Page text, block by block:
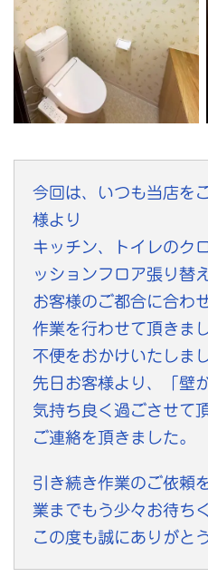
今回は、いつも当店を
様より
キッチン、トイレのク
ッションフロア張り替
お客様のご都合に合わ
作業を行わせて頂きま
不便をおかけいたしまし
先日お客様より、「壁
気持ち良く過ごさせて
ご連絡を頂きました。
引き続き作業のご依頼
業までもう少々お待ち
この度も誠にありがと